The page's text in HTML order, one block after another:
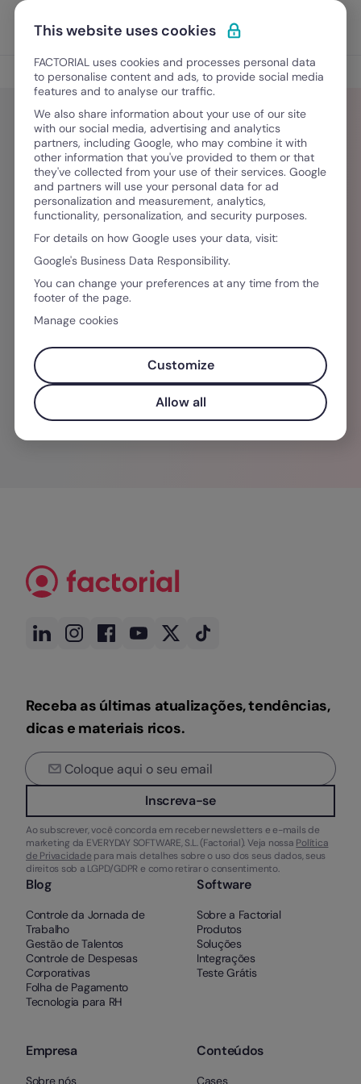
Ir para o conteúdo
Experimente Grátis
Blog
Tiago Santos
Líder inspirador, comunicativo, apasionado,
ambicioso y amante del trabajo. Con más de 15
años de experiencia gestionando personas,
desarrollando estrategias y haciendo crecer
negocios. Cuenta con estudios en Economía y
RRHH y background profesional como
Auditor/Controller, Comercial, Director de
Operaciones, CEO y Director de RRHH.
Receba as últimas atualizações, tendências,
dicas e materiais ricos.
Inscreva-se
Ao subscrever, você concorda em receber newsletters e e-mails de
marketing da EVERYDAY SOFTWARE, S.L. (Factorial). Veja nossa Política
de Privacidade para mais detalhes sobre o uso dos seus dados, seus
direitos sob a LGPD/GDPR e como retirar o consentimento.
Blog
Controle da Jornada de
Trabalho
Gestão de Talentos
Controle de Despesas
Corporativas
Folha de Pagamento
Tecnologia para RH
Software
Sobre a Factorial
Produtos
Soluções
Integrações
Teste Grátis
Empresa
Sobre nós
Conteúdos
Cases
This website uses cookies
FACTORIAL uses cookies and processes personal data
to personalise content and ads, to provide social media
features and to analyse our traffic.
We also share information about your use of our site
with our social media, advertising and analytics
partners, including Google, who may combine it with
other information that you've provided to them or that
they've collected from your use of their services. Google
and partners will use your personal data for ad
personalization and measurement, analytics,
functionality, personalization, and security purposes.
For details on how Google uses your data, visit:
Google's Business Data Responsibility.
You can change your preferences at any time from the
footer of the page.
Manage cookies
Customize
Allow all